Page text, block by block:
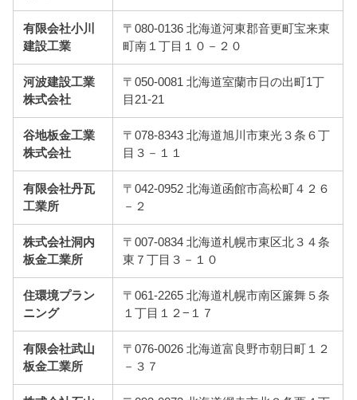
有限会社小川
建設工業
〒080-0136 北海道河東郡音更町宝来東
町南１丁目１０－２０
河波建設工業
株式会社
〒050-0081 北海道室蘭市日の出町1丁
目21-21
谷地板金工業
株式会社
〒078-8343 北海道旭川市東光３条６丁
目３－１１
有限会社丹瓦
工業所
〒042-0952 北海道函館市高松町４２６
－２
株式会社洞内
板金工業所
〒007-0834 北海道札幌市東区北３４条
東７丁目３－１０
住環境プラン
ニング
〒061-2265 北海道札幌市南区簾舞５条
１丁目１２−１７
有限会社武山
板金工業所
〒076-0026 北海道富良野市朝日町１２
－３７